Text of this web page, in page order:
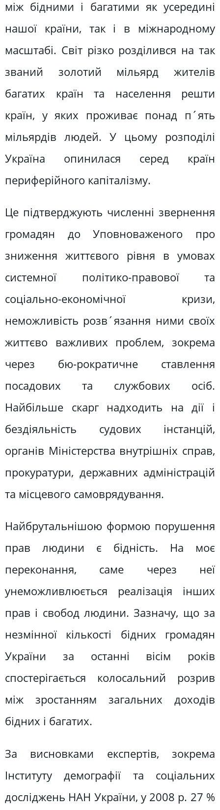
між бідними і багатими як усередині
нашої країни, так і в міжнародному
масштабі. Світ різко розділився на так
званий золотий мільярд жителів
багатих країн та населення решти
країн, у яких проживає понад п´ять
мільярдів людей. У цьому розподілі
Україна опинилася серед країн
периферійного капіталізму.
Це підтверджують численні звернення
громадян до Уповноваженого про
зниження життєвого рівня в умовах
системної політико-правової та
соціально-економічної кризи,
неможливість розв´язання ними своїх
життєво важливих проблем, зокрема
через бю-рократичне ставлення
посадових та службових осіб.
Найбільше скарг надходить на дії і
бездіяльність судових інстанцій,
органів Міністерства внутрішніх справ,
прокуратури, державних адміністрацій
та місцевого самоврядування.
Найбрутальнішою формою порушення
прав людини є бідність. На моє
переконання, саме через неї
унеможливлюється реалізація інших
прав і свобод людини. Зазначу, що за
незмінної кількості бідних громадян
України за останні вісім років
спостерігається колосальний розрив
між зростанням загальних доходів
бідних і багатих.
За висновками експертів, зокрема
Інституту демографії та соціальних
досліджень НАН України, у 2008 р. 27 %